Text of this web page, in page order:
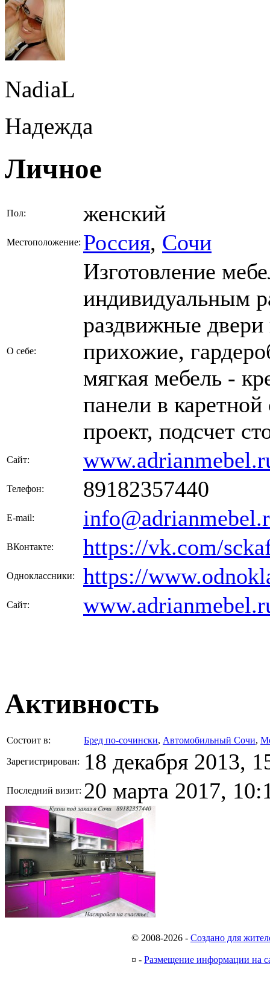
NadiaL
Надежда
Личное
Пол: женский
Местоположение: Россия, Сочи
О себе:
Изготовление
индивидуальным
раздвижные двери
прихожие,
мягкая мебель -
панели в
проект, подсчет
Сайт:
Телефон: 89182357440
E-mail:
ВКонтакте: https://vk.com/
Одноклассники: https://
Сайт:
Активность
Состоит в: Бред по-cочински, Автомобильный Сочи,
Зарегистрирован: 18 декабря 2013,
Последний визит: 20 марта 2017,
© 2008-2026 - Создано для
¤ - Размещение информации на